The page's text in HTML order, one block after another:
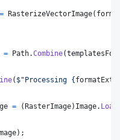
= RasterizeVectorImage(
= Path.Combine(
( $"Processing {formatExt
= (RasterImage) Image. Load
) ;